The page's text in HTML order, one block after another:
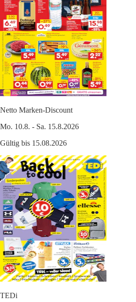
Netto Marken-Discount
Mo. 10.8. - Sa. 15.8.2026
Gültig bis 15.08.2026
TEDi